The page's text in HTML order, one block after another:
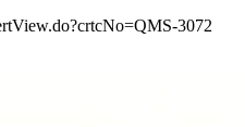
3072